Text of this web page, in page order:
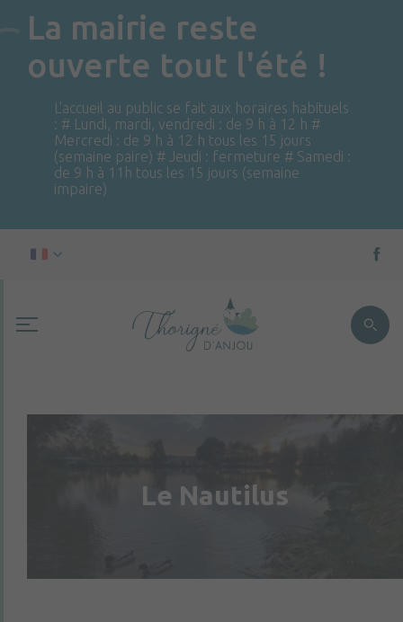
La mairie reste
ouverte tout l'été !
L'accueil au public se fait aux horaires habituels
: # Lundi, mardi, vendredi : de 9 h à 12 h #
Mercredi : de 9 h à 12 h tous les 15 jours
(semaine paire) # Jeudi : fermeture # Samedi :
de 9 h à 11h tous les 15 jours (semaine
impaire)
Le Nautilus